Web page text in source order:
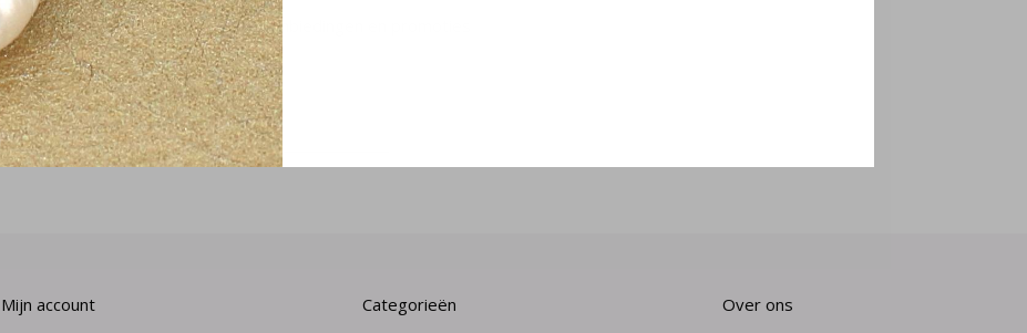
Ontvang de nieuwste aanbiedingen en promoties
Mijn account Categorieën Over ons